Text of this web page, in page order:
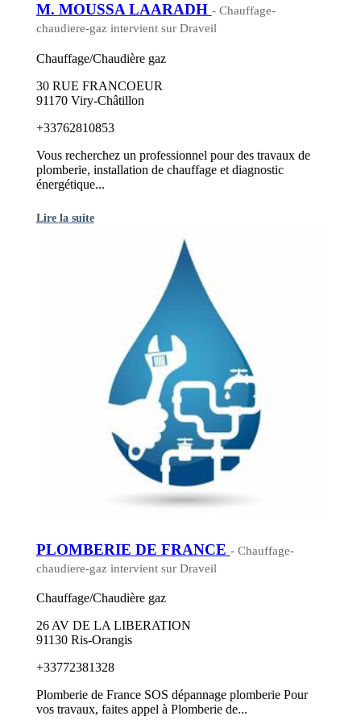
M. MOUSSA LAARADH - Chauffage-
chaudiere-gaz intervient sur Draveil
Chauffage/Chaudière gaz
30 RUE FRANCOEUR
91170 Viry-Châtillon
+33762810853
Vous recherchez un professionnel pour des travaux de
plomberie, installation de chauffage et diagnostic
énergétique...
Lire la suite
PLOMBERIE DE FRANCE - Chauffage-
chaudiere-gaz intervient sur Draveil
Chauffage/Chaudière gaz
26 AV DE LA LIBERATION
91130 Ris-Orangis
+33772381328
Plomberie de France SOS dépannage plomberie Pour
vos travaux, faites appel à Plomberie de...